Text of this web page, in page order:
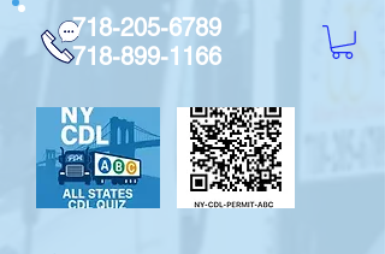
718-205-6789
718-899-1166